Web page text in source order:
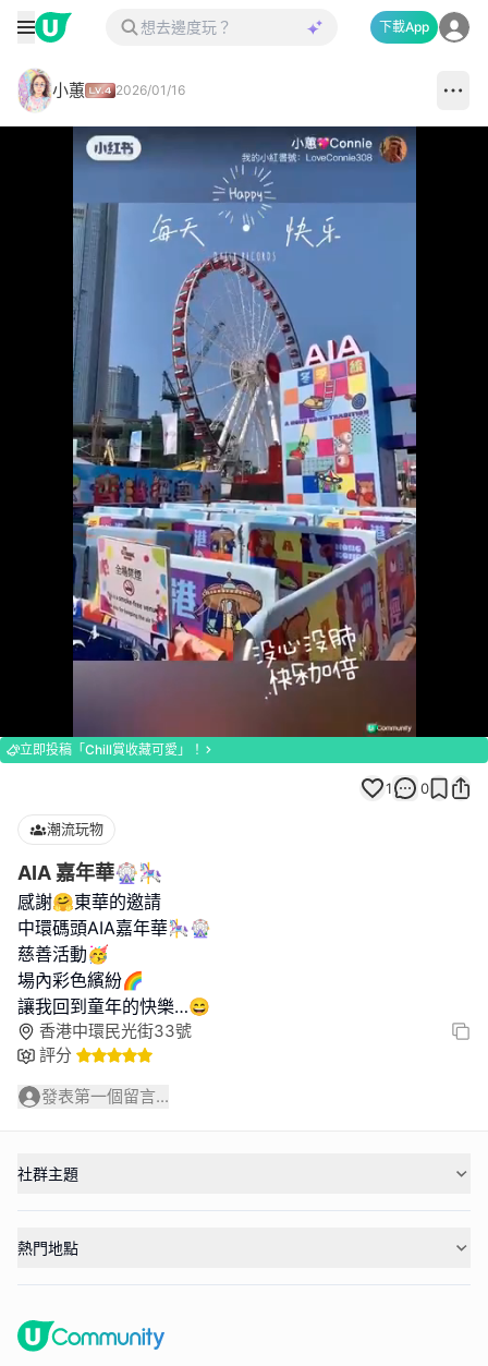
下載App
小蕙 2026/01/16
100.00%
立即投稿「Chill賞收藏可愛」！
1 0
潮流玩物
AIA 嘉年華🎡🎠
感謝🤗東華的邀請
中環碼頭AIA嘉年華🎠🎡
慈善活動🥳
場內彩色繽紛🌈
讓我回到童年的快樂…😄
香港中環民光街33號
評分
發表第一個留言...
社群主題
熱門地點